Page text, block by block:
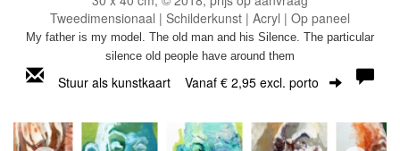
Tweedimensionaal | Schilderkunst | Acryl | Op paneel
My father is my model. The old man and his Silence. The particular
silence old people have around them
Stuur als kunstkaart Vanaf € 2,95 excl. porto